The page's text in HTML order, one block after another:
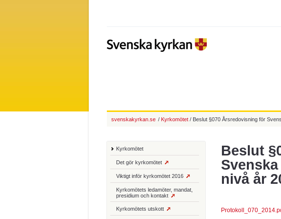
Beslut
nivå år
Kyrkomötet
Det gör kyrkomötet
Viktigt inför kyrkomötet 2016
Kyrkomötets ledamöter, mandat,
presidium och kontakt
Kyrkomötets utskott
svenskakyrkan.se / Kyrkomötet / Beslut §070 Årsredovisning för